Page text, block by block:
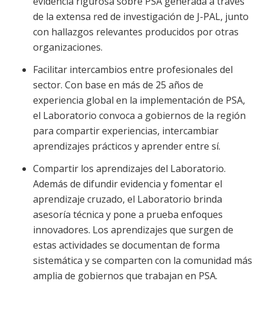
de la extensa red de investigación de J-PAL, junto
con hallazgos relevantes producidos por otras
organizaciones.
Facilitar intercambios entre profesionales del
sector. Con base en más de 25 años de
experiencia global en la implementación de PSA,
el Laboratorio convoca a gobiernos de la región
para compartir experiencias, intercambiar
aprendizajes prácticos y aprender entre sí.
Compartir los aprendizajes del Laboratorio.
Además de difundir evidencia y fomentar el
aprendizaje cruzado, el Laboratorio brinda
asesoría técnica y pone a prueba enfoques
innovadores. Los aprendizajes que surgen de
estas actividades se documentan de forma
sistemática y se comparten con la comunidad más
amplia de gobiernos que trabajan en PSA.